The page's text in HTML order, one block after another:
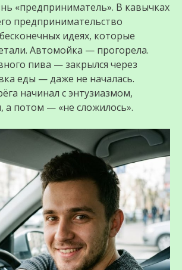
«предприниматель». В кавычках
предпринимательство
идеях, которые
Автомойка — прогорела.
пива — закрылся через
еды — даже не началась.
начинал с энтузиазмом,
а потом — «не сложилось».